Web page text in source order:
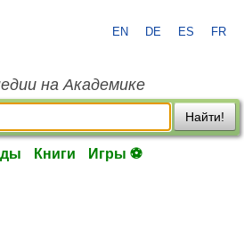
EN DE ES FR
на Академике
Найти!
Книги Игры ⚽